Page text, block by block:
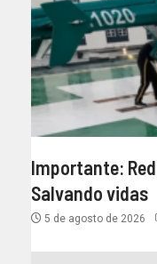
Importante:
Salvando vidas
5 de agosto de 2026